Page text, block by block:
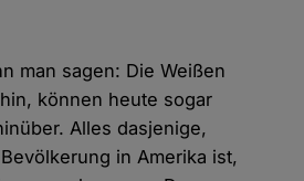
man sagen: Die Weißen
können heute sogar
Alles dasjenige,
in Amerika ist,